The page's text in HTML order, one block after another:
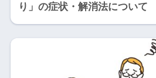
り」の症状・解消法について